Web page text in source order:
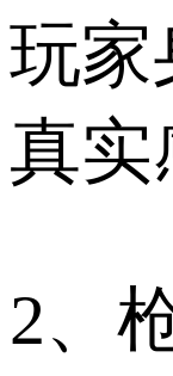
玩家
真实
2、